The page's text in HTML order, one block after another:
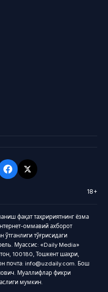
18+
фақат таҳририятнинг ёзма
оммавий ахборот
ўтганлиги тўғрисидаги
Муассис: «Daily Media»
100180, Тошкент шаҳри,
почта: info@uzdaily.com. Бош
Муаллифлар фикри
мумкин.